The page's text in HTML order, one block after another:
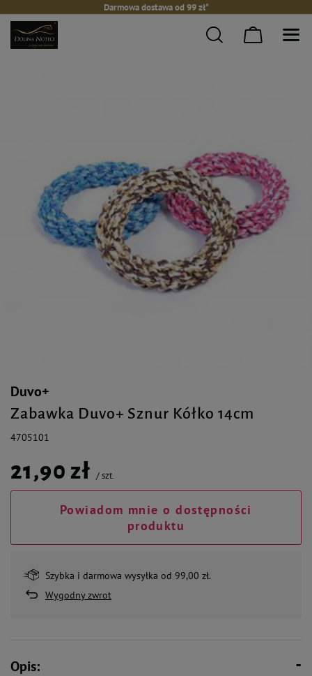
Darmowa dostawa od 99 zł*
Duvo+
Zabawka Duvo+ Sznur Kółko 14cm
4705101
21,90 zł /szt.
Powiadom mnie o dostępności
produktu
Szybka i darmowa wysyłka od 99,00 zł.
Wygodny zwrot
Opis: